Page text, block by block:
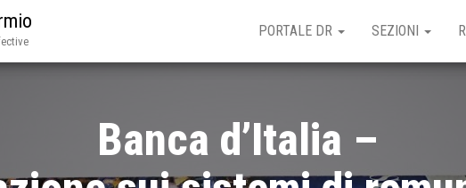
PORTALE DR SEZIONI
Banca d’Italia –